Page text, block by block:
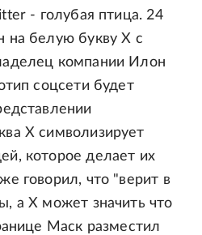
- голубая птица. 24
на белую букву X с
компании Илон
соцсети будет
Х символизирует
которое делает их
говорил, что "верит в
а Х может значить что
Маск разместил